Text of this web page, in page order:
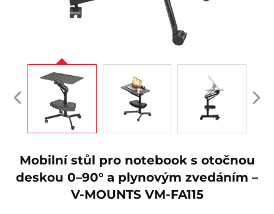
Mobilní stůl pro notebook s otočnou
deskou 0–90° a plynovým zvedáním –
V-MOUNTS VM-FA115